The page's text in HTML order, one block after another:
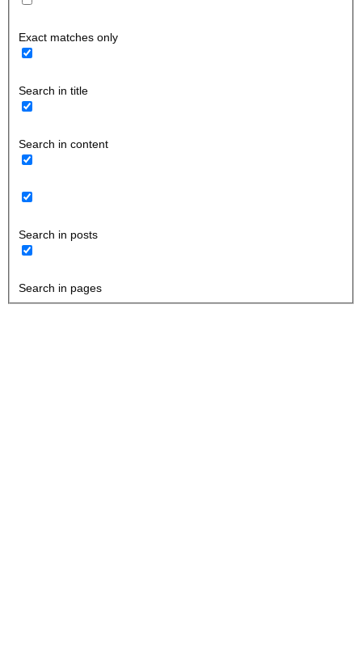
Exact matches only
Search in title
Search in content
Search in posts
Search in pages